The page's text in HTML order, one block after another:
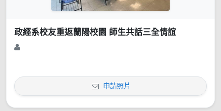
政經系校友重返蘭陽校園 師生共話三全情誼
申請照片